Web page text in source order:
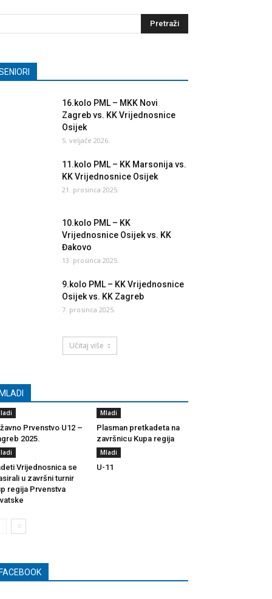
16.kolo PML – MKK Novi
Zagreb vs. KK Vrijednosnice
Osijek
5. veljače 2026.
11.kolo PML – KK Marsonija vs.
KK Vrijednosnice Osijek
21. prosinca 2025.
10.kolo PML – KK
Vrijednosnice Osijek vs. KK
Đakovo
13. prosinca 2025.
9.kolo PML – KK Vrijednosnice
Osijek vs. KK Zagreb
7. prosinca 2025.
Učitaj više
MLADI
Prvenstvo U12 –
2025.
Mladi
Plasman pretkadeta na
završnicu Kupa regija
Vrijednosnica se
u završni turnir
regija Prvenstva
Mladi
U-11
FACEBOOK